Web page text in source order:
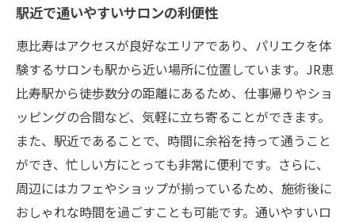
駅近で通いやすいサロンの利便性
恵比寿はアクセスが良好なエリアであり、パリエクを体
験するサロンも駅から近い場所に位置しています。JR恵
比寿駅から徒歩数分の距離にあるため、仕事帰りやショ
ッピングの合間など、気軽に立ち寄ることができます。
また、駅近であることで、時間に余裕を持って通うこと
ができ、忙しい方にとっても非常に便利です。さらに、
周辺にはカフェやショップが揃っているため、施術後に
おしゃれな時間を過ごすことも可能です。通いやすいロ